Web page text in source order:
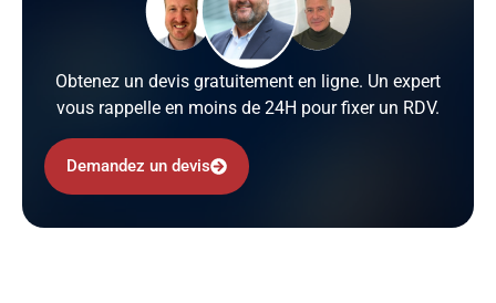
Obtenez un devis gratuitement en ligne. Un expert
vous rappelle en moins de 24H pour fixer un RDV.
Demandez un devis